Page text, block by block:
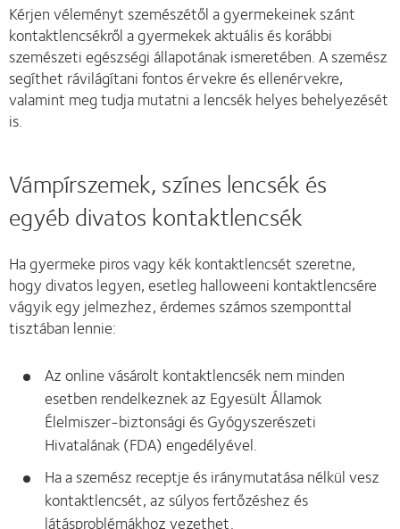
Kérjen véleményt szemészétől a gyermekeinek szánt
kontaktlencsékről a gyermekek aktuális és korábbi
szemészeti egészségi állapotának ismeretében. A szemész
segíthet rávilágítani fontos érvekre és ellenérvekre,
valamint meg tudja mutatni a lencsék helyes behelyezését
is.
Vámpírszemek, színes lencsék és
egyéb divatos kontaktlencsék
Ha gyermeke piros vagy kék kontaktlencsét szeretne,
hogy divatos legyen, esetleg halloweeni kontaktlencsére
vágyik egy jelmezhez, érdemes számos szemponttal
tisztában lennie:
Az online vásárolt kontaktlencsék nem minden
esetben rendelkeznek az Egyesült Államok
Élelmiszer-biztonsági és Gyógyszerészeti
Hivatalának (FDA) engedélyével.
Ha a szemész receptje és iránymutatása nélkül vesz
kontaktlencsét, az súlyos fertőzéshez és
látásproblémákhoz vezethet.